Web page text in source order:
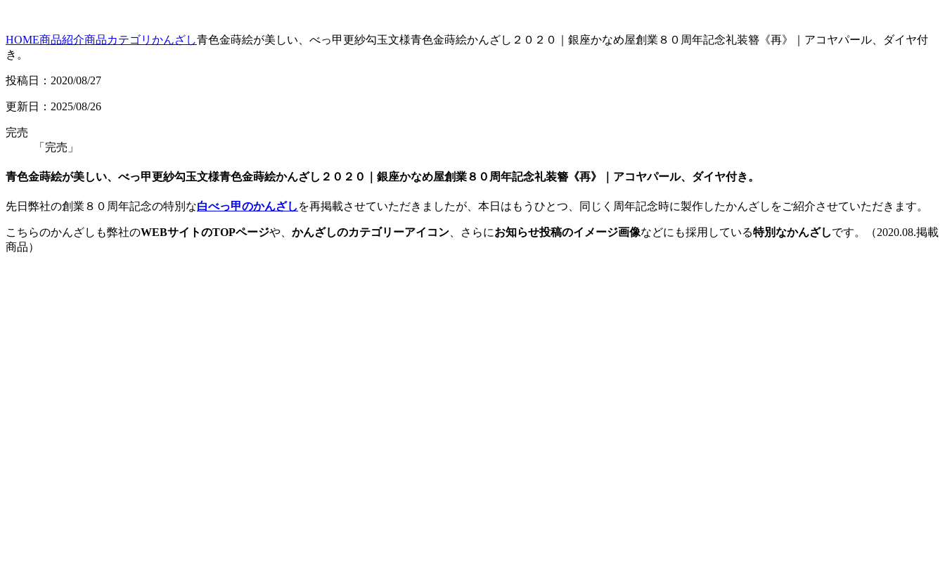
HOME商品紹介商品カテゴリ かんざし青色金蒔絵が美しい、べっ甲更紗勾玉文様青色金蒔絵かんざし２０２０｜銀座かなめ屋創業８０周年記念礼装簪《再》｜アコヤパール、ダイヤ付
き。
投稿日：2020/08/27
更新日：2025/08/26
完売
「完売」
青色金蒔絵が美しい、べっ甲更紗勾玉文様青色金蒔絵かんざし２０２０｜銀座かなめ屋創業８０周年記念礼装簪《再》｜アコヤパール、ダイヤ付き。
先日弊社の創業８０周年記念の特別な白べっ甲のかんざし を再掲載させていただきましたが、本日はもうひとつ、同じく周年記念時に製作したかんざしをご紹介させていただきます。
こちらのかんざしも弊社のWEBサイトのTOPページや、 かんざしのカテゴリーアイコン、さらにお知らせ投稿のイメージ画像などにも採用している特別なかんざしです。（2020.08.掲載
商品）